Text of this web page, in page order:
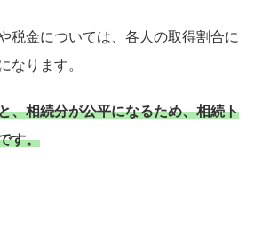
税金については、各人の取得割合に
なります。
、相続分が公平になるため、相続ト
す。